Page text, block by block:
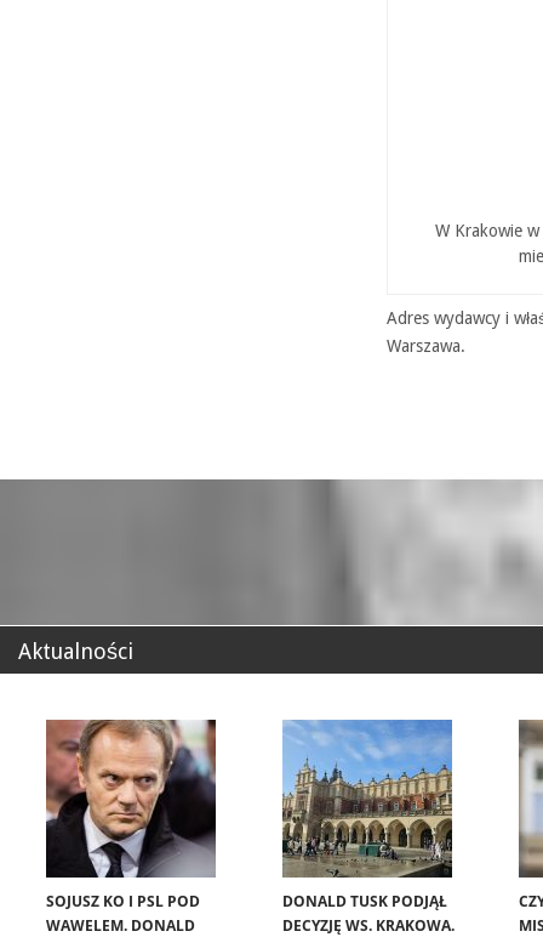
W Krakowie
Adres wydawcy i
Warszawa.
Aktualności
SOJUSZ KO I PSL POD
WAWELEM. DONALD
DONALD TUSK PODJĄŁ
DECYZJĘ WS. KRAKOWA.